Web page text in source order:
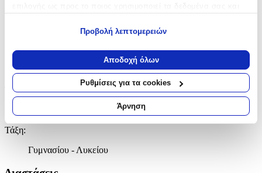
Να συλλέξουμε πληροφορίες σχετικά με τη γεωγραφική
σας τοποθεσία, οι οποίες μπορεί να είναι ακριβείς σε
απόσταση μερικών μέτρων
Να αναγνωρίσουμε τη συσκευή σας σαρώνοντας ενεργά
για συγκεκριμένα χαρακτηριστικά (δακτυλικό αποτύπωμα)
Μάθετε περισσότερα σχετικά με τον τρόπο επεξεργασίας των
προσωπικών σας δεδομένων και καθορίστε τις προτιμήσεις σας
ανακαλέσετε τη συγκατάθεσή σας ανά πάσα στιγμή από τη
Προβολή λεπτομερειών
Αποδοχή όλων
Ρυθμίσεις για τα cookies
Άρνηση
Φύλο:
Αγόρι
Κορίτσι
Τύπος:
Τάξη:
Γυμνασίου - Λυκείου